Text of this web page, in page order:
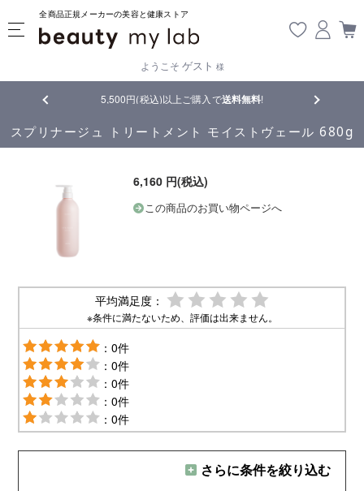
全商品正規メーカーの美容と健康ストア
ようこそ ゲスト 様
5,500円(税込)以上ご購入で送料無料! 【重要】
スプリナージュ トリートメント モイストヴェール 680g
6,160 円(税込)
この商品のお買い物ページへ
平均満足度：
※条件に満たないため、評価は出来ません。
：0件
：0件
：0件
：0件
：0件
さらに条件を絞り込む